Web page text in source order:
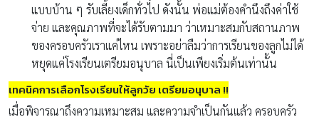
แบบบ้าน ๆ รับเลี้ยงเด็กทั่วไป ดังนั้น พ่อแม่ต้องคำนึงถึงค่าใช้
จ่าย และคุณภาพที่จะได้รับตามมา ว่าเหมาะสมกับสถานภาพ
ของครอบครัวเราแค่ไหน เพราะอย่าลืมว่าการเรียนของลูกไม่ได้
หยุดแค่โรงเรียนเตรียมอนุบาล นี่เป็นเพียงเริ่มต้นเท่านั้น
เทคนิคการเลือกโรงเรียนให้ลูกวัย เตรียมอนุบาล !!
เมื่อพิจารณาถึงความเหมาะสม และความจำเป็นกันแล้ว ครอบครัว